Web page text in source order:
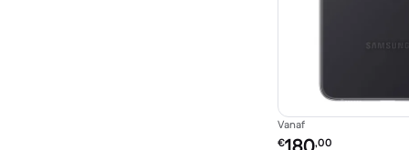
Vanaf
Refurbished prijs:
€ ,00